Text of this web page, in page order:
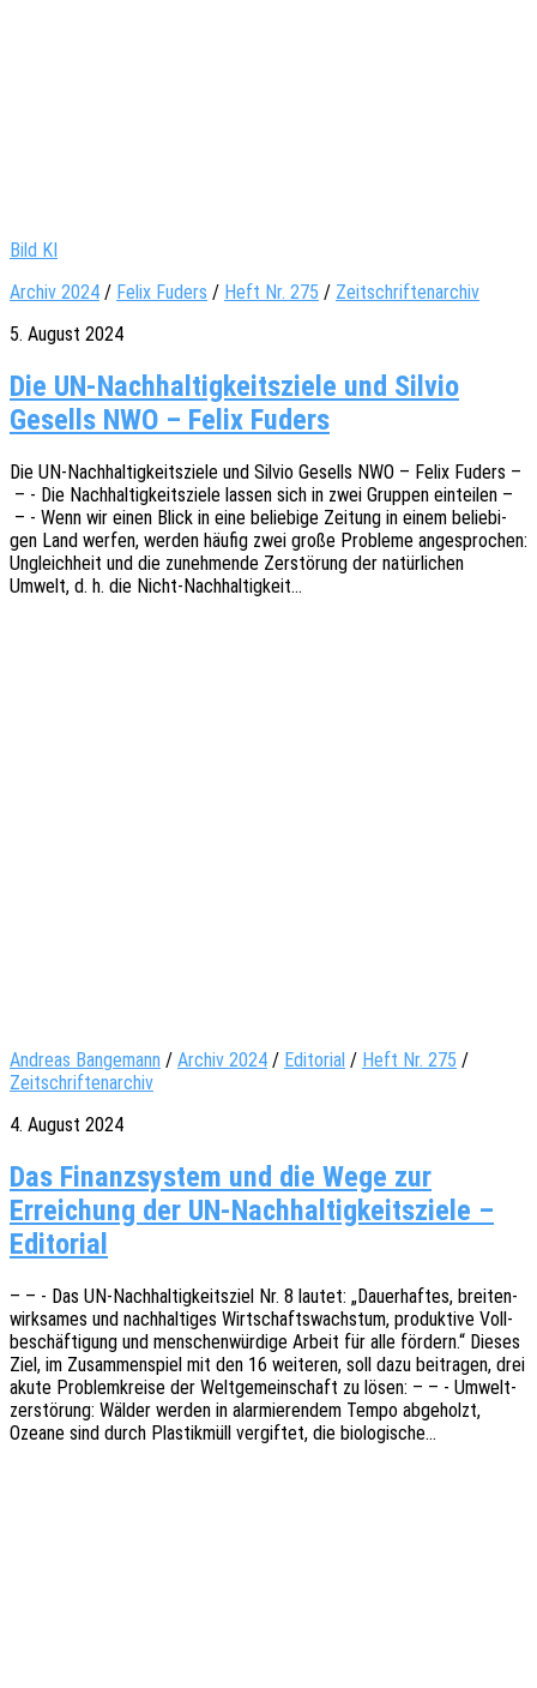
Bild KI
Archiv 2024 / Felix Fuders / Heft Nr. 275 / Zeitschriftenarchiv
5. August 2024
Die UN-Nachhaltigkeitsziele und Silvio
Gesells NWO – Felix Fuders
Die UN-Nach­hal­­ti­g­keits­­zie­­le und Silvio Gesells NWO – Felix Fuders –
– - Die Nach­hal­tig­keits­zie­le lassen sich in zwei Grup­pen eintei­len –
– - Wenn wir einen Blick in eine belie­bi­ge Zeitung in einem belie­bi­
gen Land werfen, werden häufig zwei große Proble­me ange­spro­chen:
Ungleich­heit und die zuneh­men­de Zerstö­rung der natür­li­chen
Umwelt, d. h. die Nicht-Nachhaltigkeit…
Andreas Bangemann / Archiv 2024 / Editorial / Heft Nr. 275 /
Zeitschriftenarchiv
4. August 2024
Das Finanzsystem und die Wege zur
Erreichung der UN-Nachhaltigkeitsziele –
Editorial
– – - Das UN-Nach­hal­­ti­g­keits­­ziel Nr. 8 lautet: „Dauer­haf­tes, brei­ten­
wirk­sa­mes und nach­hal­ti­ges Wirt­schafts­wachs­tum, produk­ti­ve Voll­
be­schäf­ti­gung und menschen­wür­di­ge Arbeit für alle fördern.“ Dieses
Ziel, im Zusam­men­spiel mit den 16 weite­ren, soll dazu beitra­gen, drei
akute Problem­krei­se der Welt­ge­mein­schaft zu lösen: – – - Umwelt­
zer­stö­rung: Wälder werden in alar­mie­ren­dem Tempo abge­holzt,
Ozeane sind durch Plas­tik­müll vergif­tet, die biologische…